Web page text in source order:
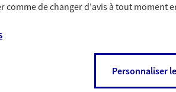
soin de votre santé ? Avec le
et situation tout en profitant de
et si vous êtes un travailleur non
l’offre et ses conditions.
comme de changer d'avis à tout moment
Personnaliser